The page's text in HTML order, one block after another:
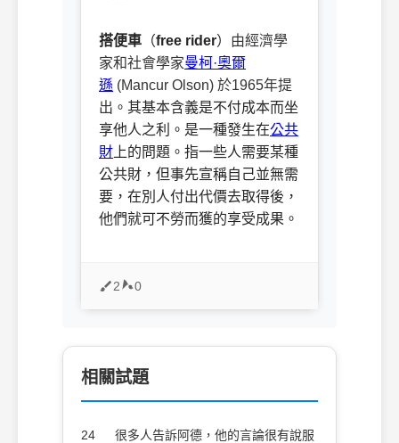
搭便車 （free rider） 由經濟學
家和社會學家曼柯·奧爾
遜 (Mancur Olson) 於1965年提
出 。其基本含義是不付成本而坐
享他人之利。是一種發生在公共
財 上的問題。指一些人需要某種
公共財，但事先宣稱自己並無需
要，在別人付出代價去取得後，
他們就可不勞而獲的享受成果。
2 0
相關試題
24 很多人告訴阿德，他的言論很有說服